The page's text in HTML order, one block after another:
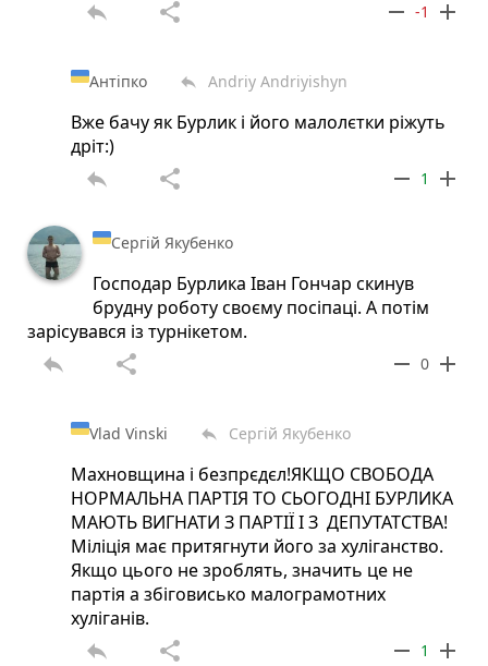
reply share remove -1 add
Антіпко reply Andriy Andriyishyn
Вже бачу як Бурлик і його малолєтки ріжуть
дріт:)
reply share remove 1 add
Сергій Якубенко
Господар Бурлика Іван Гончар скинув
брудну роботу своєму посіпаці. А потім
зарісувався із турнікетом.
reply share remove 0 add
Vlad Vinski reply Сергій Якубенко
Махновщина і безпрєдєл!ЯКЩО СВОБОДА
НОРМАЛЬНА ПАРТІЯ ТО СЬОГОДНІ БУРЛИКА
МАЮТЬ ВИГНАТИ З ПАРТІЇ І З ДЕПУТАТСТВА!
Міліція має притягнути його за хуліганство.
Якщо цього не зроблять, значить це не
партія а збіговисько малограмотних
хуліганів.
reply share remove 1 add